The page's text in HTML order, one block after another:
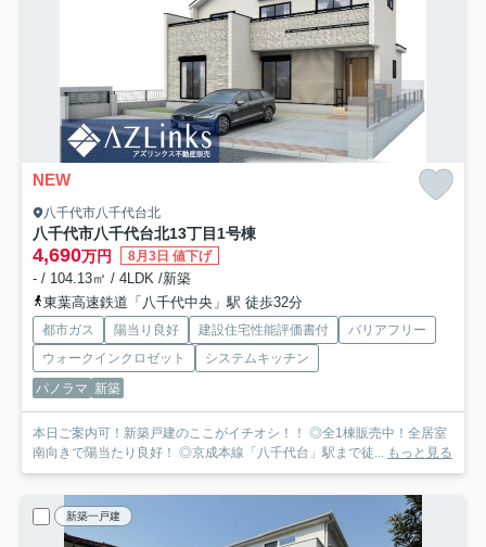
NEW
八千代市八千代台北
八千代市八千代台北13丁目 1号棟
4,690万円 8月3日 値下げ
- / 104.13㎡ / 4LDK /新築
東葉高速鉄道「八千代中央」駅 徒歩32分
都市ガス 陽当り良好 建設住宅性能評価書付
バリアフリー
ウォークインクロゼット
システムキッチン
パノラマ 新築
本日ご案内可！新築戸建のここがイチオシ！！ ◎全1棟販売中！全居室
南向きで陽当たり良好！ ◎京成本線「八千代台」駅まで徒... もっと見る
新築一戸建